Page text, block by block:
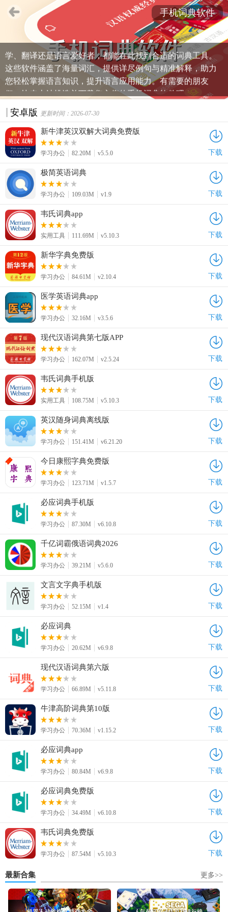
手机词典软件应用合集，汇聚了多款全面且权威的手机词典
应用，为不同需求的用户提供强大支持。无论您是学习、教
学、翻译还是语言爱好者，都能在此找到合适的词典工具。
这些软件涵盖了海量词汇，提供详尽例句与精准解释，助力
您轻松掌握语言知识，提升语言应用能力。有需要的朋友
们，快来本站挑选并下载您心仪的手机词典软件吧！
手机词典软件
安卓版 更新时间：2026-07-30
新牛津英汉双解大词典免费版
学习办公 82.20M v5.5.0 下载
极简英语词典
学习办公 109.03M v1.9 下载
韦氏词典app
实用工具 111.69M v5.10.3 下载
新华字典免费版
学习办公 84.61M v2.10.4 下载
医学英语词典app
学习办公 32.16M v3.5.6 下载
现代汉语词典第七版APP
学习办公 162.07M v2.5.24 下载
韦氏词典手机版
实用工具 108.75M v5.10.3 下载
英汉随身词典离线版
学习办公 151.41M v6.21.20 下载
今日康熙字典免费版
学习办公 123.71M v1.5.7 下载
必应词典手机版
学习办公 87.30M v6.10.8 下载
千亿词霸俄语词典2026
学习办公 39.21M v5.6.0 下载
文言文字典手机版
学习办公 52.15M v1.4 下载
必应词典
学习办公 20.62M v6.9.8 下载
现代汉语词典第六版
学习办公 66.89M v5.11.8 下载
牛津高阶词典第10版
学习办公 70.36M v1.15.2 下载
必应词典app
学习办公 80.84M v6.9.8 下载
必应词典免费版
学习办公 34.49M v6.10.8 下载
韦氏词典免费版
学习办公 87.54M v5.10.3 下载
最新合集 更多>>